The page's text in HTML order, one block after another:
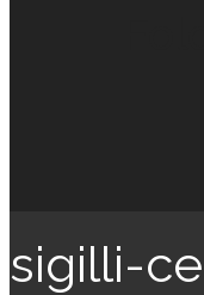
sigilli-